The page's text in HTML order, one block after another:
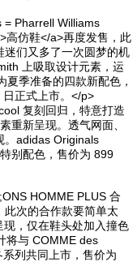
高仿鞋</a>再度发售，此
迷们又多了一次圆梦的机
上吸取设计元素，运
夏季准备的四款新配色，
正式上市。</p>
重新呈现。透气网面、
。adidas Originals
别配色，售价为 899
次的合作款要简单太
，仅在鞋头处加入撞色
将与 COMME des
列共同上市，售价为